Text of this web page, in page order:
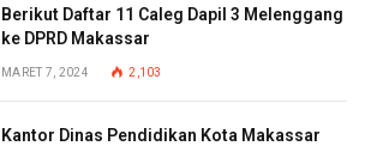
Berikut Daftar 11 Caleg Dapil 3 Melenggang
ke DPRD Makassar
MARET 7, 2024 2,103
Kantor Dinas Pendidikan Kota Makassar